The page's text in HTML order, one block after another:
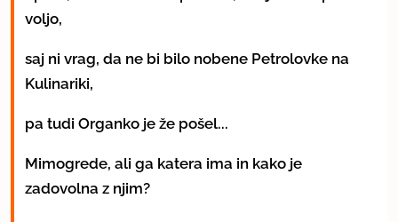
voljo,
saj ni vrag, da ne bi bilo nobene Petrolovke na
Kulinariki,
pa tudi Organko je že pošel...
Mimogrede, ali ga katera ima in kako je
zadovolna z njim?